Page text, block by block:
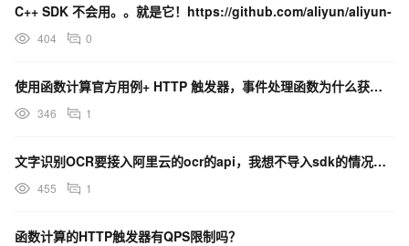
C++ SDK 不会用。。就是它！https://github.com/aliyun/aliyun-
404 0
使用函数计算官方用例+ HTTP 触发器，事件处理函数为什么获取不到queryParameters?
346 1
文字识别OCR要接入阿里云的ocr的api，我想不导入sdk的情况下，有办法直接用https请求？
455 1
函数计算的HTTP触发器有QPS限制吗？